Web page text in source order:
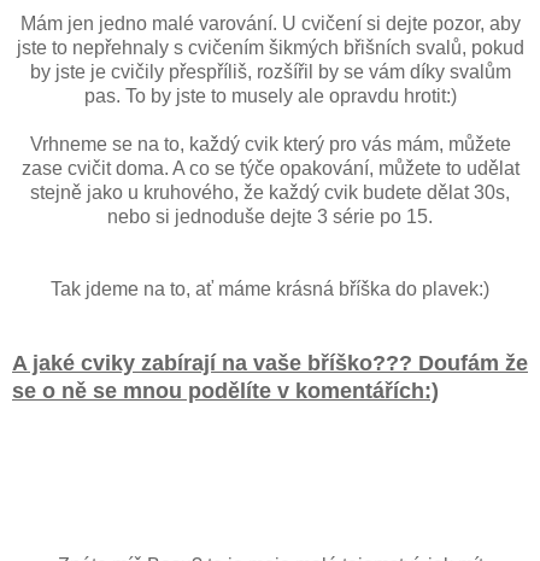
Mám jen jedno malé varování. U cvičení si dejte pozor, aby
jste to nepřehnaly s cvičením šikmých břišních svalů, pokud
by jste je cvičily přespříliš, rozšířil by se vám díky svalům
pas. To by jste to musely ale opravdu hrotit:)
Vrhneme se na to, každý cvik který pro vás mám, můžete
zase cvičit doma. A co se týče opakování, můžete to udělat
stejně jako u kruhového, že každý cvik budete dělat 30s,
nebo si jednoduše dejte 3 série po 15.
Tak jdeme na to, ať máme krásná bříška do plavek:)
A jaké cviky zabírají na vaše bříško??? Doufám že
se o ně se mnou podělíte v komentářích:)